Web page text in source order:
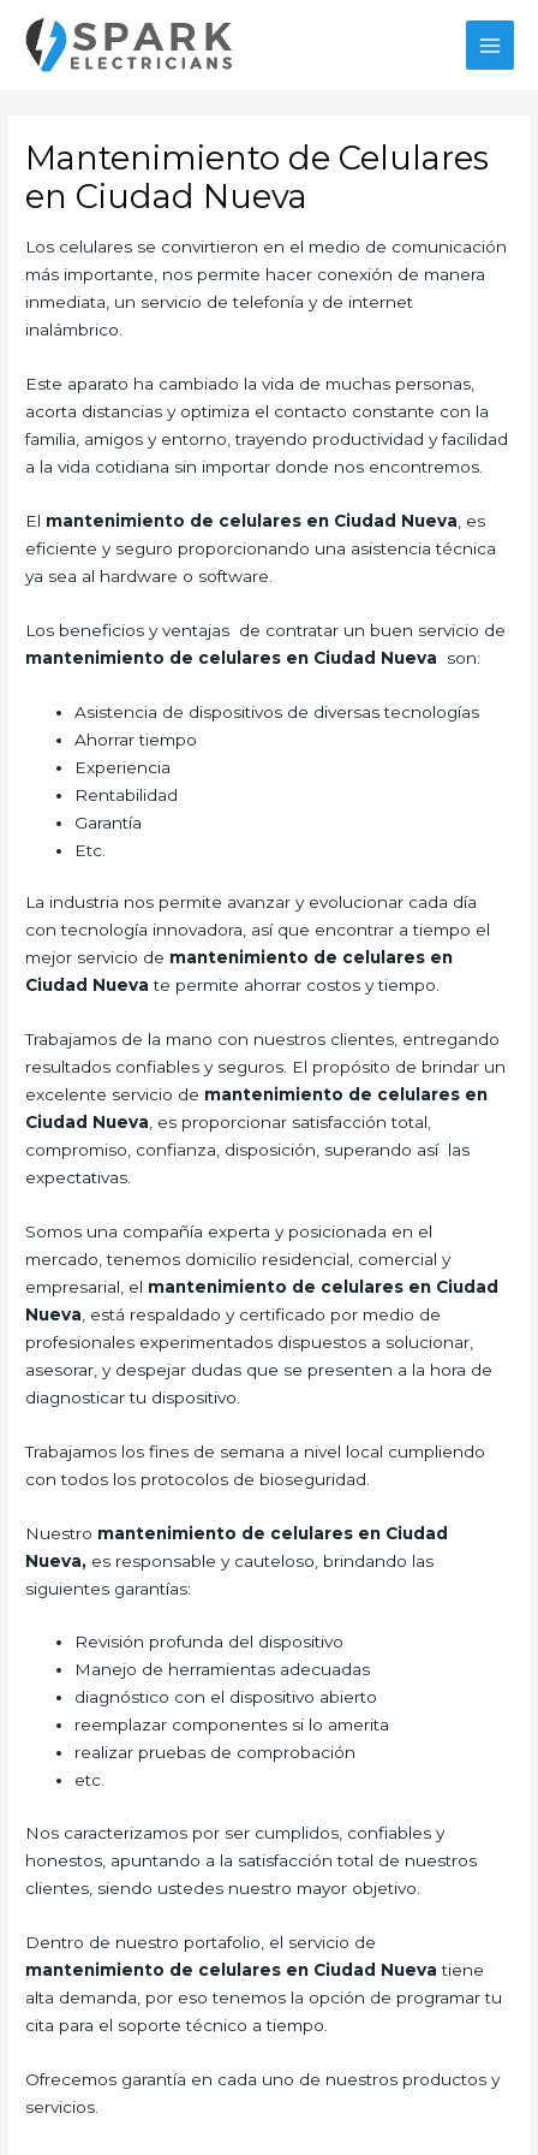
contenido
Mantenimiento de Celulares
en Ciudad Nueva
Los celulares se convirtieron en el medio de comunicación
más importante, nos permite hacer conexión de manera
inmediata, un servicio de telefonía y de internet
inalámbrico.
Este aparato ha cambiado la vida de muchas personas,
acorta distancias y optimiza el contacto constante con la
familia, amigos y entorno, trayendo productividad y facilidad
a la vida cotidiana sin importar donde nos encontremos.
El mantenimiento de celulares en Ciudad Nueva , es
eficiente y seguro proporcionando una asistencia técnica
ya sea al hardware o software.
Los beneficios y ventajas de contratar un buen servicio de
mantenimiento de celulares en Ciudad Nueva son:
Asistencia de dispositivos de diversas tecnologías
Ahorrar tiempo
Experiencia
Rentabilidad
Garantía
Etc.
La industria nos permite avanzar y evolucionar cada día
con tecnología innovadora, así que encontrar a tiempo el
mejor servicio de mantenimiento de celulares en
Ciudad Nueva te permite ahorrar costos y tiempo.
Trabajamos de la mano con nuestros clientes, entregando
resultados confiables y seguros. El propósito de brindar un
excelente servicio de mantenimiento de celulares en
Ciudad Nueva , es proporcionar satisfacción total,
compromiso, confianza, disposición, superando así las
expectativas.
Somos una compañía experta y posicionada en el
mercado, tenemos domicilio residencial, comercial y
empresarial, el mantenimiento de celulares en Ciudad
Nueva , está respaldado y certificado por medio de
profesionales experimentados dispuestos a solucionar,
asesorar, y despejar dudas que se presenten a la hora de
diagnosticar tu dispositivo.
Trabajamos los fines de semana a nivel local cumpliendo
con todos los protocolos de bioseguridad.
Nuestro mantenimiento de celulares en Ciudad
Nueva, es responsable y cauteloso, brindando las
siguientes garantías:
Revisión profunda del dispositivo
Manejo de herramientas adecuadas
diagnóstico con el dispositivo abierto
reemplazar componentes si lo amerita
realizar pruebas de comprobación
etc.
Nos caracterizamos por ser cumplidos, confiables y
honestos, apuntando a la satisfacción total de nuestros
clientes, siendo ustedes nuestro mayor objetivo.
Dentro de nuestro portafolio, el servicio de
mantenimiento de celulares en Ciudad Nueva tiene
alta demanda, por eso tenemos la opción de programar tu
cita para el soporte técnico a tiempo.
Ofrecemos garantía en cada uno de nuestros productos y
servicios.